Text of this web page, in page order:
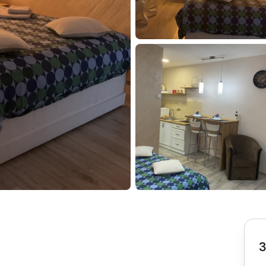
Nova Varoš Valjevo
Kruševac Pirot
Pazar Zrenjanin Vršac
Gornji Milanovac Raška Leskovac
Bor Požarevac Senta
Ljubovija
Negotin